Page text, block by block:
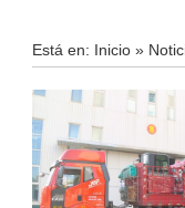
Está en: Inicio »